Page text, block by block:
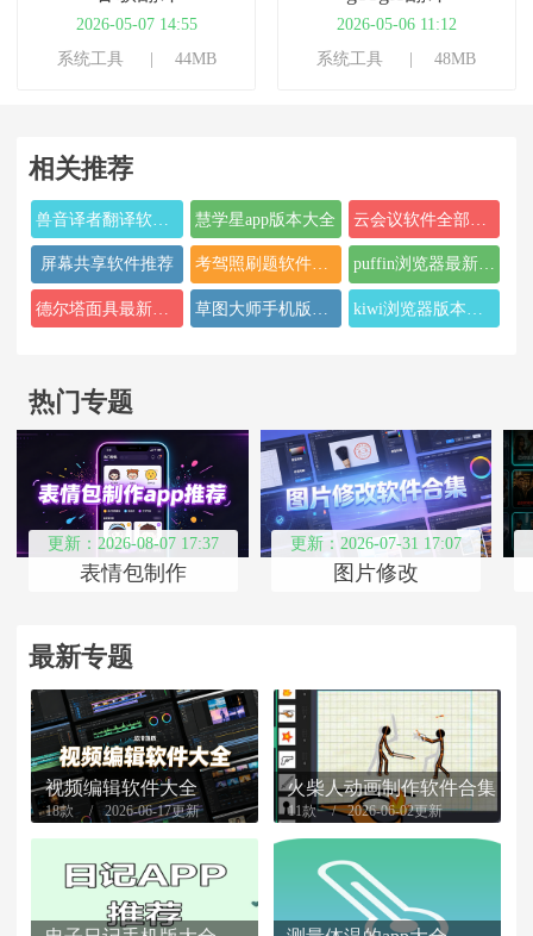
2026-05-07 14:55
系统工具
44MB
2026-05-06 11:12
系统工具
48MB
相关推荐
慧学星app版本大全
屏幕共享软件推荐 考驾照刷题软件合集 puffin浏览器最新版本大全
德尔塔面具最新版本合集 草图大师手机版本大全 kiwi浏览器版本推荐
热门专题
更新：2026-08-07 17:37
表情包制作
更新：2026-07-31 17:07
图片修改
最新专题
视频编辑软件大全
18款 2026-06-17更新
火柴人动画制作软件合集
11款 2026-06-02更新